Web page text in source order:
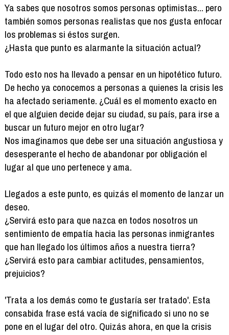
Ya sabes que nosotros somos personas optimistas... pero
también somos personas realistas que nos gusta enfocar
los problemas si éstos surgen.
¿Hasta que punto es alarmante la situación actual?
Todo esto nos ha llevado a pensar en un hipotético futuro.
De hecho ya conocemos a personas a quienes la crisis les
ha afectado seriamente. ¿Cuál es el momento exacto en
el que alguien decide dejar su ciudad, su país, para irse a
buscar un futuro mejor en otro lugar?
Nos imaginamos que debe ser una situación angustiosa y
desesperante el hecho de abandonar por obligación el
lugar al que uno pertenece y ama.
Llegados a este punto, es quizás el momento de lanzar un
deseo.
¿Servirá esto para que nazca en todos nosotros un
sentimiento de empatía hacia las personas inmigrantes
que han llegado los últimos años a nuestra tierra?
¿Servirá esto para cambiar actitudes, pensamientos,
prejuicios?
'Trata a los demás como te gustaría ser tratado'. Esta
consabida frase está vacía de significado si uno no se
pone en el lugar del otro. Quizás ahora, en que la crisis